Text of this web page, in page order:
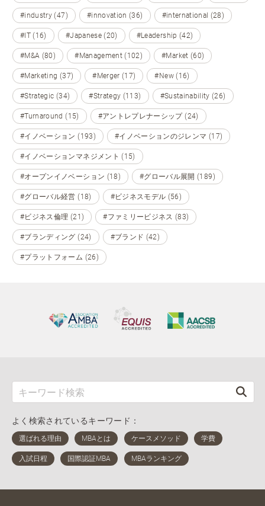
#industry (47) #innovation (36) #international (28)
#IT (16) #Japanese (20) #Leadership (42)
#M&A (80) #Management (102) #Market (60)
#Marketing (37) #Merger (17) #New (16)
#Strategic (34) #Strategy (113) #Sustainability (26)
#Turnaround (15) #アントレプレナーシップ (24)
#イノベーション (193) #イノベーションのジレンマ (17)
#イノベーションマネジメント (15)
#オープンイノベーション (18) #グローバル展開 (189)
#グローバル経営 (18) #ビジネスモデル (56)
#ビジネス倫理 (21) #ファミリービジネス (83)
#ブランディング (24) #ブランド (42)
#プラットフォーム (26)
よく検索されているキーワード：